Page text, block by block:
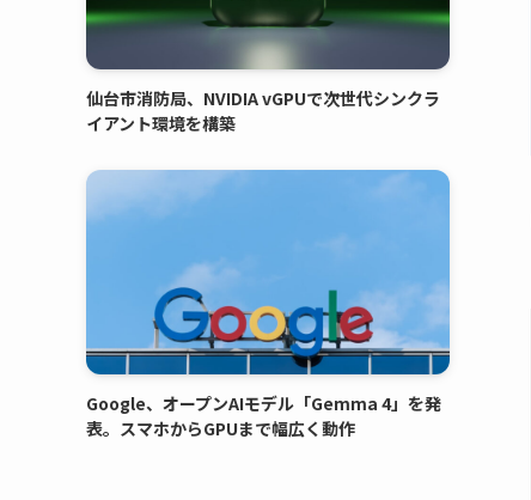
仙台市消防局、NVIDIA vGPUで次世代シンクラ
イアント環境を構築
Google、オープンAIモデル「Gemma 4」を発
表。スマホからGPUまで幅広く動作